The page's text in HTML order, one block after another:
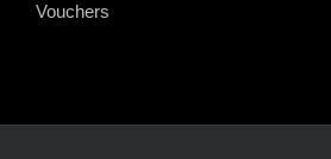
Vouchers